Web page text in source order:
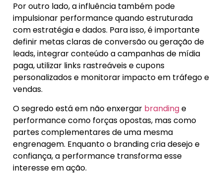
Por outro lado, a influência também pode
impulsionar performance quando estruturada
com estratégia e dados. Para isso, é importante
definir metas claras de conversão ou geração de
leads, integrar conteúdo a campanhas de mídia
paga, utilizar links rastreáveis e cupons
personalizados e monitorar impacto em tráfego e
vendas.
O segredo está em não enxergar brandinge
performance como forças opostas, mas como
partes complementares de uma mesma
engrenagem. Enquanto o branding cria desejo e
confiança, a performance transforma esse
interesse em ação.